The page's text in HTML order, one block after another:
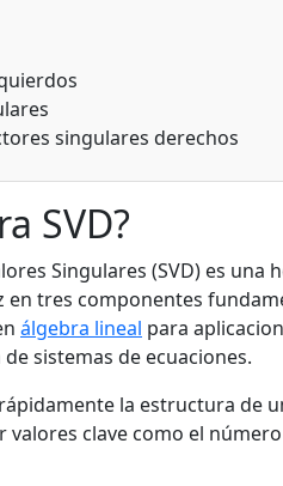
singulares derechos
SVD?
Singulares (SVD) es una
tres componentes
álgebra lineal para
sistemas de ecuaciones.
la estructura de
clave como el